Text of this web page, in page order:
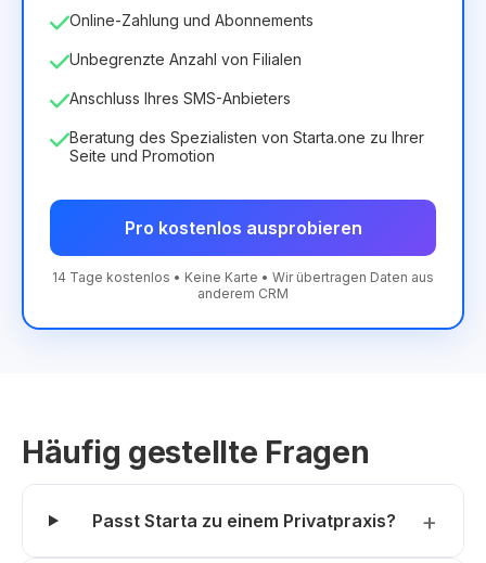
Online-Zahlung und Abonnements
Unbegrenzte Anzahl von Filialen
Anschluss Ihres SMS-Anbieters
Beratung des Spezialisten von Starta.one zu Ihrer
Seite und Promotion
Pro kostenlos ausprobieren
14 Tage kostenlos • Keine Karte • Wir übertragen Daten aus
anderem CRM
Häufig gestellte Fragen
Passt Starta zu einem Privatpraxis?